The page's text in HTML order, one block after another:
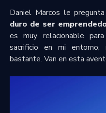
Daniel Marcos le
duro de ser
es muy relacionable
sacrificio en mi
bastante. Van en esta